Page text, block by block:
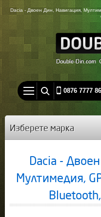
Dacia - Двоен Дин, Навигация,
0876 7777 86
Изберете марка
Dacia -
Мултимедия,